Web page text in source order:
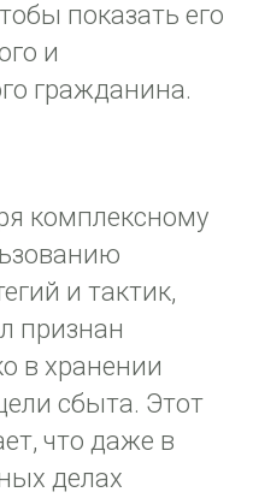
показать его
и
гражданина.
комплексному
и тактик,
признан
в хранении
сбыта. Этот
что даже в
делах